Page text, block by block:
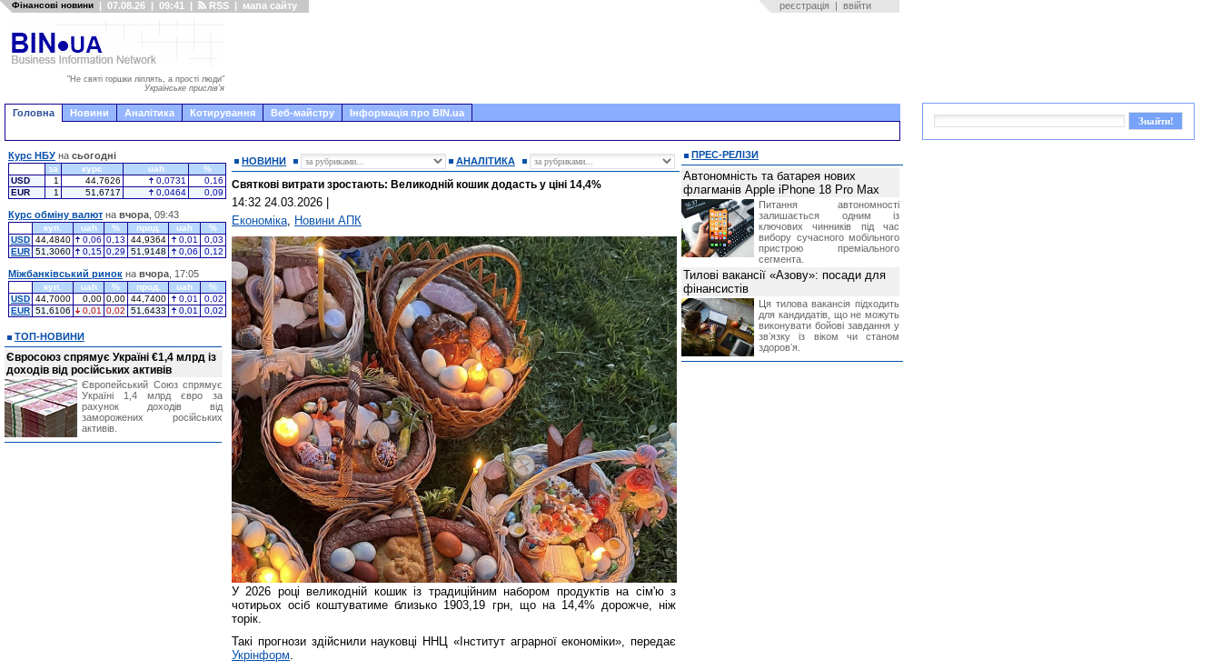
Фінансові новини | 07.08.26 | 09:41 | RSS | мапа сайту реєстрація | ввійти
"Не святі горшки ліплять, а прості люди"
Українське прислів'я
Головна Новини Аналітика Котирування Веб-майстру Інформація про BIN.ua
НОВИНИ АНАЛІТИКА
Святкові витрати зростають: Великодній кошик додасть у ціні 14,4%
14:32 24.03.2026
Економіка, Новини АПК
У 2026 році великодній кошик із традиційним набором продуктів на сім'ю з
чотирьох осіб коштуватиме близько 1903,19 грн, що на 14,4% дорожче, ніж
торік.
Такі прогнози здійснили науковці ННЦ «Інститут аграрної економіки», передає
Укрінформ.
Курс НБУ на сьогодні
за курс uah
%
USD
1 44,7626 0,0731
0,16
EUR
1 51,6717 0,0464 0,09
Курс обміну валют на вчора , 09:43
куп. uah % прод. uah
%
USD 44,4840 0,06 0,13 44,9364 0,01
0,03
EUR 51,3060 0,15 0,29 51,9148 0,06 0,12
Міжбанківський ринок на вчора , 17:05
куп. uah % прод. uah
%
USD 44,7000 0,00 0,00 44,7400 0,01
0,02
EUR 51,6106 0,01 0,02 51,6433 0,01 0,02
ТОП-НОВИНИ
Євросоюз спрямує Україні €1,4 млрд із
доходів від російських активів
Європейський Союз спрямує
Україні 1,4 млрд євро за
рахунок доходів від
заморожених російських
активів.
ПРЕС-РЕЛІЗИ
Автономність та батарея нових
флагманів Apple iPhone 18 Pro Max
Питання автономності
залишається одним із
ключових чинників під час
вибору сучасного мобільного
пристрою преміального
сегмента.
Тилові вакансії «Азову»: посади для
фінансистів
Ця тилова вакансія підходить
для кандидатів, що не можуть
виконувати бойові завдання у
звʼязку із віком чи станом
здоровʼя.